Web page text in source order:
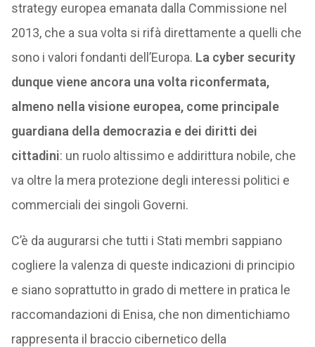
strategy europea emanata dalla Commissione nel
2013, che a sua volta si rifà direttamente a quelli che
sono i valori fondanti dell’Europa. La cyber security
dunque viene ancora una volta riconfermata,
almeno nella visione europea, come principale
guardiana della democrazia e dei diritti dei
cittadini: un ruolo altissimo e addirittura nobile, che
va oltre la mera protezione degli interessi politici e
commerciali dei singoli Governi.
C’è da augurarsi che tutti i Stati membri sappiano
cogliere la valenza di queste indicazioni di principio
e siano soprattutto in grado di mettere in pratica le
raccomandazioni di Enisa, che non dimentichiamo
rappresenta il braccio cibernetico della